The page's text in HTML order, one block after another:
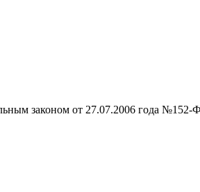
законом от 27.07.2006 года